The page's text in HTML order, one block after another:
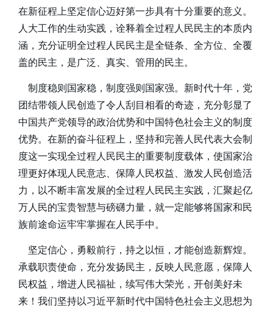
在新征程上坚定信心迈好第一步具有十分重要的意义。
人大工作的生动实践，诠释着全过程人民民主的本质内
涵，充分证明全过程人民民主是全链条、全方位、全覆
盖的民主，是广泛、真实、管用的民主。
制度稳则国家稳，制度强则国家强。新时代十年，党
团结带领人民创造了令人刮目相看的奇迹，充分彰显了
中国共产党领导的政治优势和中国特色社会主义的制度
优势。在新的奋斗征程上，坚持和完善人民代表大会制
度这一实现全过程人民民主的重要制度载体，使国家治
理更好体现人民意志、保障人民权益、激发人民创造活
力，以不断丰富发展的全过程人民民主实践，汇聚起亿
万人民的宝贵智慧与磅礴力量，就一定能够将国家和民
族前途命运牢牢掌握在人民手中。
坚定信心，勇毅前行，持之以恒，才能创造新辉煌。
承载职责使命，充分发扬民主，反映人民意愿，保障人
民权益，增进人民福祉，续写伟大荣光，开创美好未
来！我们坚持以习近平新时代中国特色社会主义思想为